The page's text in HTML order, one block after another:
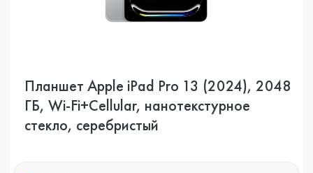
Планшет Apple iPad Pro 13 (2024), 2048
ГБ, Wi-Fi+Cellular, нанотекстурное
стекло, серебристый